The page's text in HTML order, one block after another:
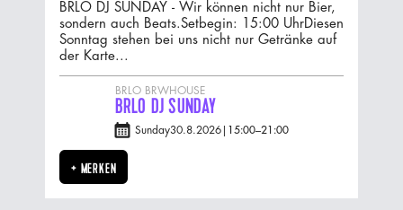
BRLO DJ SUNDAY - Wir können nicht nur Bier,
sondern auch Beats.‍Setbegin: 15:00 UhrDiesen
Sonntag stehen bei uns nicht nur Getränke auf
der Karte...
BRLO BRWHOUSE
BRLO DJ SUNDAY
Sunday30.8.2026| 15:00–21:00
+ MERKEN